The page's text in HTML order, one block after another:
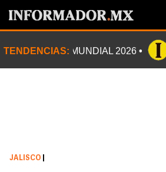
TENDENCIAS: MUNDIAL 2026
JALISCO